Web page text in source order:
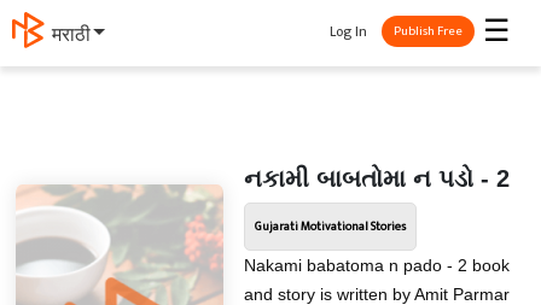
தமிழ் ☰
Log In Publish Free
નકામી બાબતોમા ન પડો - 2
Gujarati Motivational Stories
Nakami babatoma n pado - 2 book
and story is written by Amit Parmar